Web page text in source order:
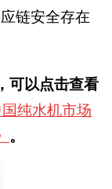
链安全存在
可以点击查看
国纯水机市场
。